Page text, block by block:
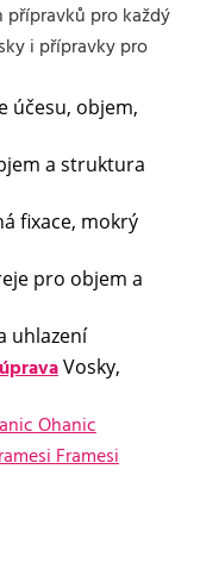
přípravků pro každý
i přípravky pro
účesu, objem,
a struktura
fixace, mokrý
pro objem a
uhlazení
Vosky,
Ohanic
Framesi